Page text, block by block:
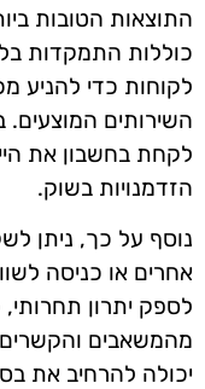
התוצאות הטובות
כוללות התמקדות
לקוחות כדי להניע
השירותים
לקחת בחשבון את
הזדמנויות בשוק.
נוסף על כך, ניתן
אחרים או כניסה
לספק יתרון
מהמשאבים
יכולה להרחיב את